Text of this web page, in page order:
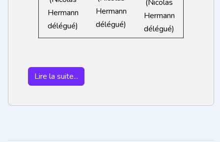
Hermann
délégué)
Hermann
délégué)
(Nicolas
Hermann
délégué)
Lire la suite...